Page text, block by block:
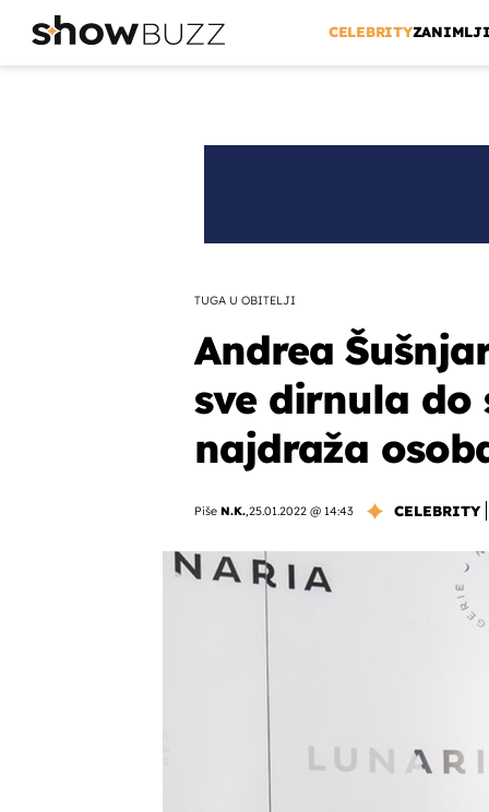
CELEBRITY
TUGA U OBITELJI
Andrea
sve dirnula do
najdraža
Piše N.K.,25.01.2022 @ 14:43 CELEBRITY